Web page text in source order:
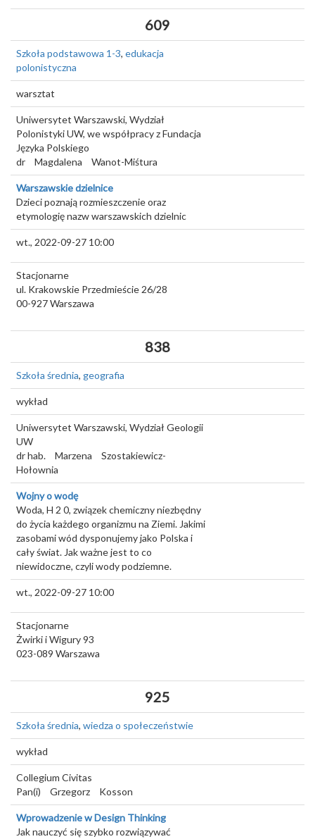
609
Szkoła podstawowa 1-3, edukacja
polonistyczna
warsztat
Uniwersytet Warszawski, Wydział
Polonistyki UW, we współpracy z Fundacja
Języka Polskiego
dr
Magdalena Wanot-Miśtura
Warszawskie dzielnice
Dzieci poznają rozmieszczenie oraz
etymologię nazw warszawskich dzielnic
wt., 2022-09-27 10:00
Stacjonarne
ul. Krakowskie Przedmieście 26/28
00-927Warszawa
838
Szkoła średnia, geografia
wykład
Uniwersytet Warszawski, Wydział Geologii
UW
dr hab.
Marzena
Szostakiewicz-
Hołownia
Wojny o wodę
Woda, H 2 0, związek chemiczny niezbędny
do życia każdego organizmu na Ziemi. Jakimi
zasobami wód dysponujemy jako Polska i
cały świat. Jak ważne jest to co
niewidoczne, czyli wody podziemne.
wt., 2022-09-27 10:00
Stacjonarne
Żwirki i Wigury 93
023-089 Warszawa
925
Szkoła średnia, wiedza o społeczeństwie
wykład
Collegium Civitas
Pan(i)
Grzegorz Kosson
Wprowadzenie w Design Thinking
Jak nauczyć się szybko rozwiązywać